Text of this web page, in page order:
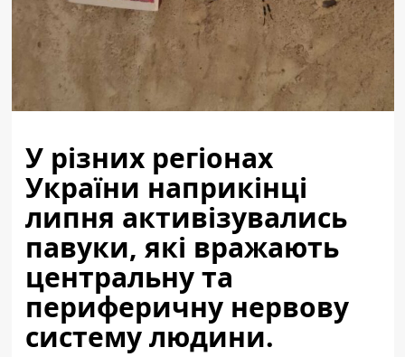
У різних регіонах
України наприкінці
липня активізувались
павуки, які вражають
центральну та
периферичну нервову
систему людини.